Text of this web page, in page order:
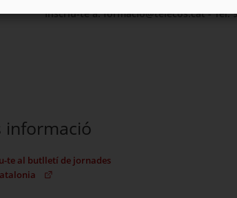
Inscriu-te a: formacio@telecos.cat - Tel.
informació
te al butlletí de jornades
(Obre en una nova finestra)